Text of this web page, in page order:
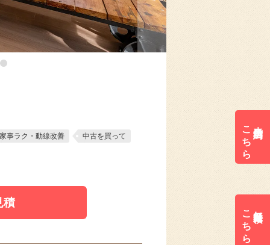
来店予約は
こちら
無料見積は
こちら
家事ラク・動線改善 中古を買って
積